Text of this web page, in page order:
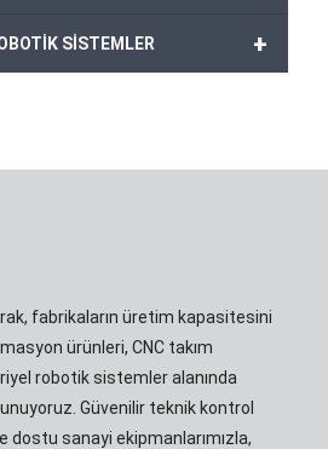
+
SİSTEMLER
fabrikaların üretim kapasitesini
ürünleri, CNC takım
robotik sistemler alanında
Güvenilir teknik kontrol
sanayi ekipmanlarımızla,